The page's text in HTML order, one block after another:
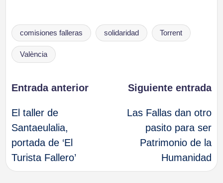
Etiquetas:
comisiones falleras solidaridad Torrent
València
Navegación
de
entradas
Entrada anterior
El taller de
Santaeulalia,
portada de ‘El
Turista Fallero’
Siguiente entrada
Las Fallas dan otro
pasito para ser
Patrimonio de la
Humanidad